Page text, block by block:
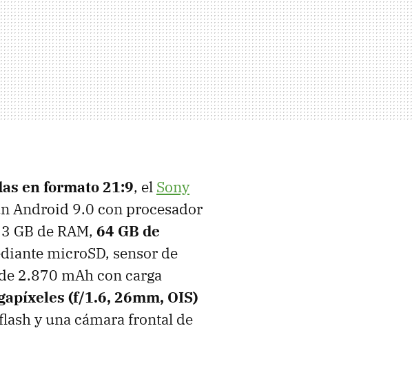
en formato 21:9, el Sony
Android 9.0 con procesador
GB de RAM, 64 GB de
microSD, sensor de
2.870 mAh con carga
(f/1.6, 26mm, OIS)
y una cámara frontal de